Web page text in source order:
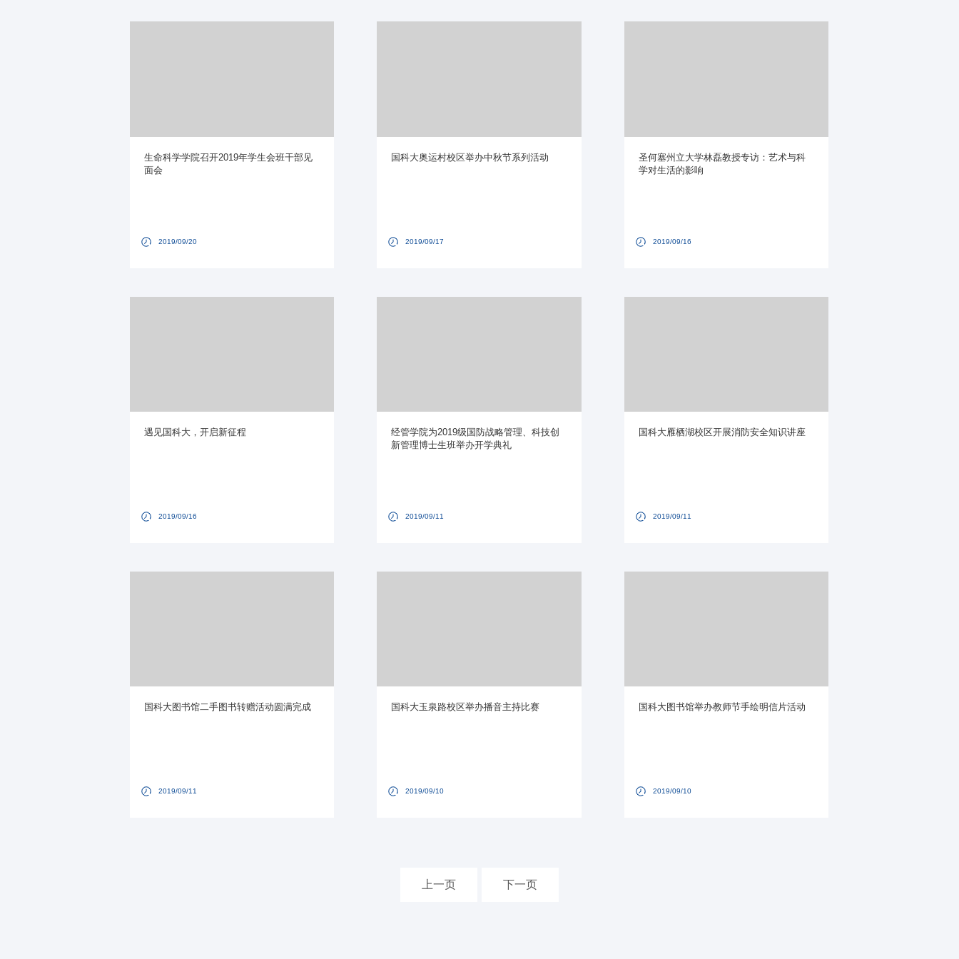
生命科学学院召开2019年学生会班干部见
面会
2019/09/20
国科大奥运村校区举办中秋节系列活动
2019/09/17
圣何塞州立大学林磊教授专访：艺术与科
学对生活的影响
2019/09/16
遇见国科大，开启新征程
2019/09/16
经管学院为2019级国防战略管理、科技创
新管理博士生班举办开学典礼
2019/09/11
国科大雁栖湖校区开展消防安全知识讲座
2019/09/11
国科大图书馆二手图书转赠活动圆满完成
2019/09/11
国科大玉泉路校区举办播音主持比赛
2019/09/10
国科大图书馆举办教师节手绘明信片活动
2019/09/10
上一页 下一页